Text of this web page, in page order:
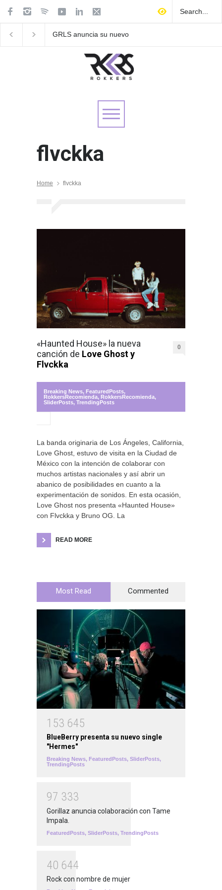
GRLS anuncia su nuevo
flvckka
Home flvckka
«Haunted House» la nueva
canción de Love Ghost y
Flvckka
0
Breaking News, FeaturedPosts,
RokkersRecomienda, RokkersRecomienda,
SliderPosts, TrendingPosts
La banda originaria de Los Ángeles, California,
Love Ghost, estuvo de visita en la Ciudad de
México con la intención de colaborar con
muchos artistas nacionales y así abrir un
abanico de posibilidades en cuanto a la
experimentación de sonidos. En esta ocasión,
Love Ghost nos presenta «Haunted House»
con Flvckka y Bruno OG. La
READ MORE
Most Read Commented
1 53 645
BlueBerry presenta su nuevo single
"Hermes"
Breaking News, FeaturedPosts, SliderPosts,
TrendingPosts
97 333
Gorillaz anuncia colaboración con Tame
Impala.
FeaturedPosts, SliderPosts, TrendingPosts
40 644
Rock con nombre de mujer